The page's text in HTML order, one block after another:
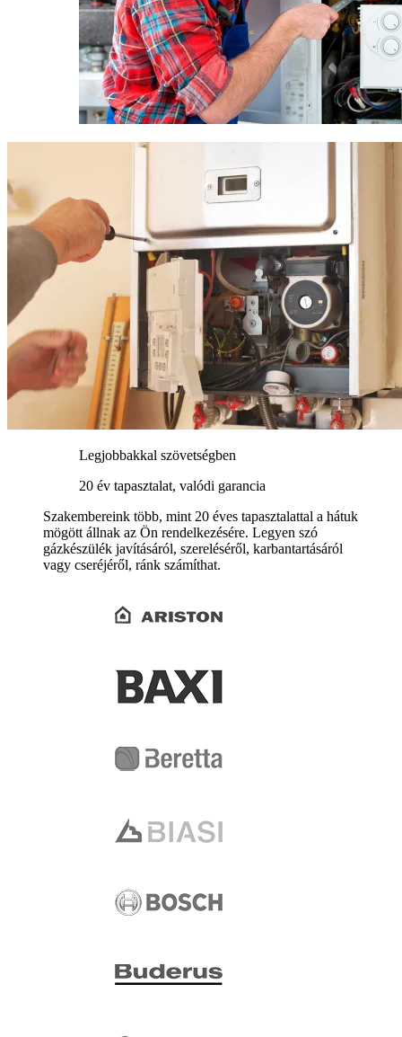
Legjobbakkal szövetségben
20 év tapasztalat, valódi garancia
Szakembereink több, mint 20 éves tapasztalattal a hátuk
mögött állnak az Ön rendelkezésére. Legyen szó
gázkészülék javításáról, szereléséről, karbantartásáról
vagy cseréjéről, ránk számíthat.